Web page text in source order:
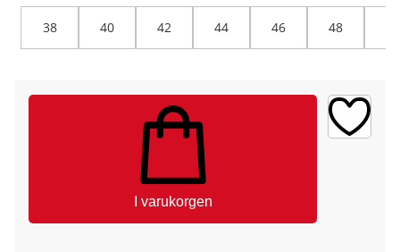
38 40 42 44 46 48
I varukorgen